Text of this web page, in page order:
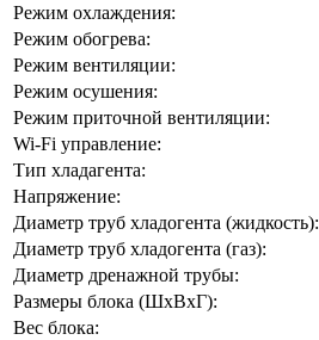
Режим охлаждения:
Режим обогрева:
Режим вентиляции:
Режим осушения:
Режим приточной вентиляции:
Wi-Fi управление:
Тип хладагента:
Напряжение:
Диаметр труб хладогента (жидкость):
Диаметр труб хладогента (газ):
Диаметр дренажной трубы:
Размеры блока (ШхВхГ):
Вес блока: